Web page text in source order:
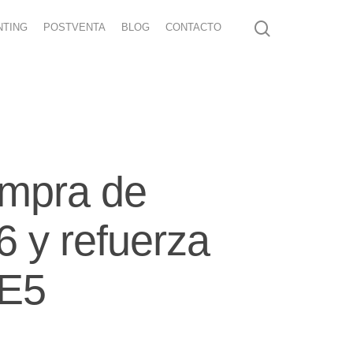
POSTVENTA BLOG CONTACTO
de
y refuerza